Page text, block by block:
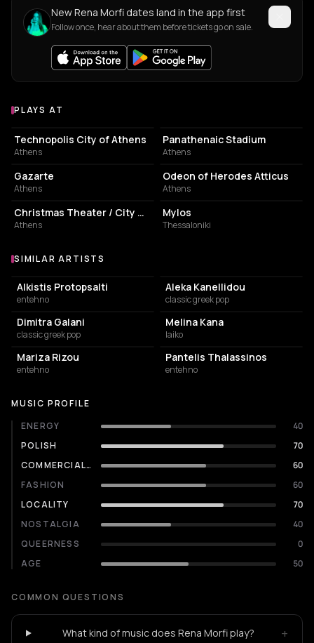
New Rena Morfi dates land in the app first
Follow once, hear about them before tickets go on sale.
Venues where Rena Morfi plays
PLAYS AT
EVENT VENUE
Technopolis City of Athens
Athens
Panathenaic Stadium
Athens
CONCERT HALL
Gazarte
Athens
AMPHITHEATER
Odeon of Herodes Atticus
Athens
PERFORMING ARTS THEATER
Christmas Theater / City Garden
Athens
LIVE MUSIC VENUE
Mylos
Thessaloniki
Similar Artists
SIMILAR ARTISTS
Alkistis Protopsalti
entehno
Aleka Kanellidou
classic greek pop
Dimitra Galani
classic greek pop
Melina Kana
laiko
Mariza Rizou
entehno
Pantelis Thalassinos
entehno
MUSIC PROFILE
ENERGY
40
POLISH
70
COMMERCIALITY
60
FASHION
60
LOCALITY
70
NOSTALGIA
40
QUEERNESS
0
AGE
50
COMMON QUESTIONS
What kind of music does Rena Morfi play? +